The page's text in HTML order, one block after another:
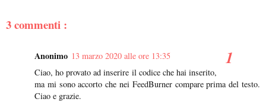
3 commenti :
Anonimo 13 marzo 2020 alle ore 13:35
Ciao, ho provato ad inserire il codice che hai inserito,
ma mi sono accorto che nei FeedBurner compare prima del testo.
Ciao e grazie.